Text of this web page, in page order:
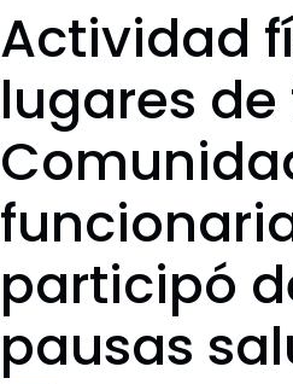
Actividad
lugares
participó
pausas